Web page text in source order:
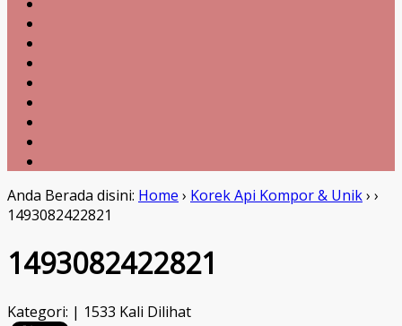
Anda Berada disini: Home › Korek Api Kompor & Unik› ›
1493082422821
1493082422821
Kategori: | 1533 Kali Dilihat